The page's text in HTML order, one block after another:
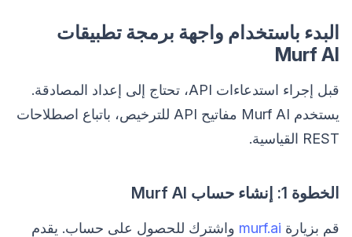
البدء باستخدام واجهة برمجة تطبيقات
Murf AI
قبل إجراء استدعاءات API، تحتاج إلى إعداد المصادقة.
يستخدم Murf AI مفاتيح API للترخيص، باتباع اصطلاحات
REST القياسية.
الخطوة 1: إنشاء حساب Murf AI
قم بزيارة murf.ai واشترك للحصول على حساب. يقدم